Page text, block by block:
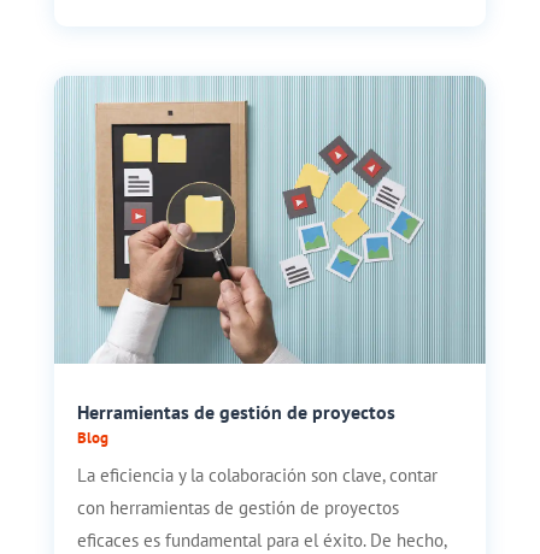
Herramientas de gestión de proyectos
Blog
La eficiencia y la colaboración son clave, contar
con herramientas de gestión de proyectos
eficaces es fundamental para el éxito. De hecho,